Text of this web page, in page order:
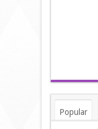
Popular